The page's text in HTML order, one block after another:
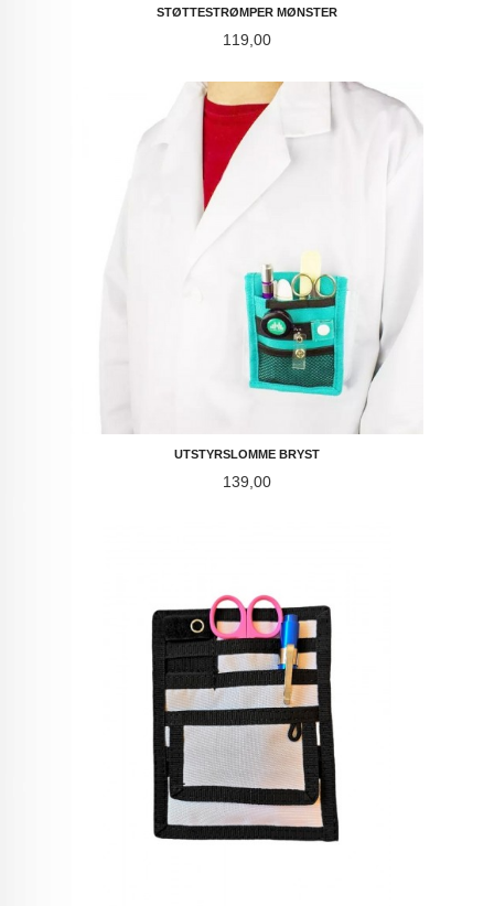
STØTTESTRØMPER MØNSTER
Pris
119,00
UTSTYRSLOMME BRYST
Pris
139,00